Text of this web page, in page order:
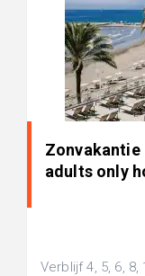
Zonvakantie
adults only
Verblijf 4, 5, 6,